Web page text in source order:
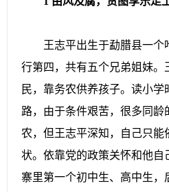
王志平出生于勐腊县一个
行第四，共有五个兄弟姐妹。
民，靠务农供养孩子。读小学
路，由于条件艰苦，很多同龄
农，但王志平深知，自己只能
状。依靠党的政策关怀和他自
寨里第一个初中生、高中生，